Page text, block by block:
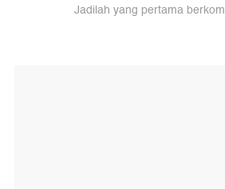
Jadilah yang pertama